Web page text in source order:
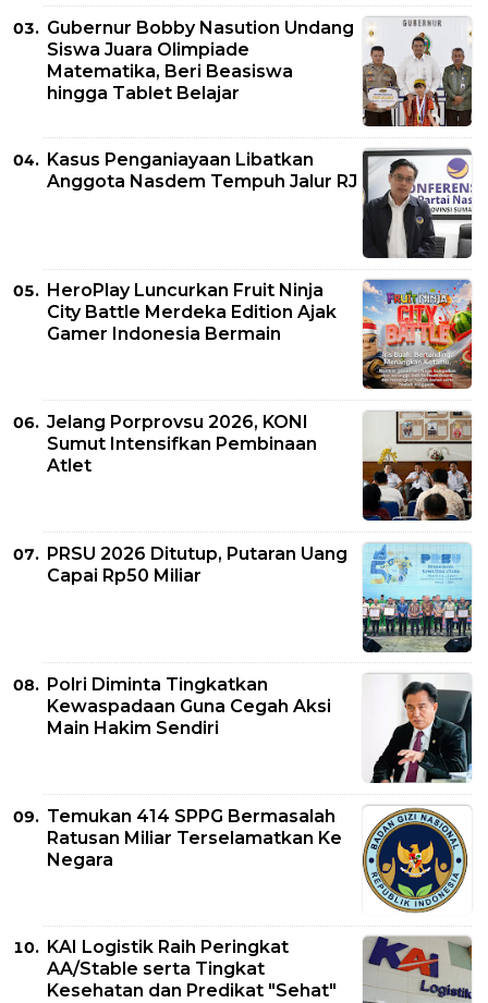
Gubernur Bobby Nasution Undang
Siswa Juara Olimpiade
Matematika, Beri Beasiswa
hingga Tablet Belajar
Kasus Penganiayaan Libatkan
Anggota Nasdem Tempuh Jalur RJ
HeroPlay Luncurkan Fruit Ninja
City Battle Merdeka Edition Ajak
Gamer Indonesia Bermain
Jelang Porprovsu 2026, KONI
Sumut Intensifkan Pembinaan
Atlet
PRSU 2026 Ditutup, Putaran Uang
Capai Rp50 Miliar
Polri Diminta Tingkatkan
Kewaspadaan Guna Cegah Aksi
Main Hakim Sendiri
Temukan 414 SPPG Bermasalah
Ratusan Miliar Terselamatkan Ke
Negara
KAI Logistik Raih Peringkat
AA/Stable serta Tingkat
Kesehatan dan Predikat "Sehat"